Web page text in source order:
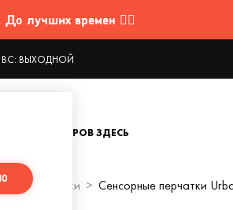
лучших времен 🤷‍♂️
ВС: ВЫХОДНОЙ
ТОВАРОВ ЗДЕСЬ
Перчатки Сенсорные перчатки